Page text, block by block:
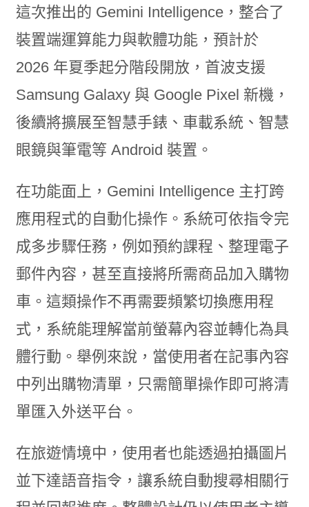
這次推出的 Gemini Intelligence，整合了
裝置端運算能力與軟體功能，預計於
2026 年夏季起分階段開放，首波支援
Samsung Galaxy 與 Google Pixel 新機，
後續將擴展至智慧手錶、車載系統、智慧
眼鏡與筆電等 Android 裝置。
在功能面上，Gemini Intelligence 主打跨
應用程式的自動化操作。系統可依指令完
成多步驟任務，例如預約課程、整理電子
郵件內容，甚至直接將所需商品加入購物
車。這類操作不再需要頻繁切換應用程
式，系統能理解當前螢幕內容並轉化為具
體行動。舉例來說，當使用者在記事內容
中列出購物清單，只需簡單操作即可將清
單匯入外送平台。
在旅遊情境中，使用者也能透過拍攝圖片
並下達語音指令，讓系統自動搜尋相關行